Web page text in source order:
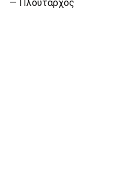
— Πλούταρχος